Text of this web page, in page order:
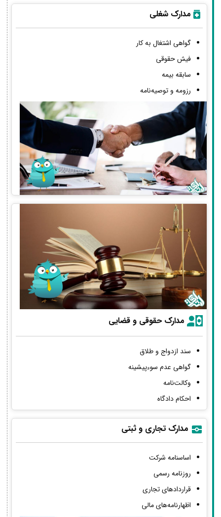
مدارک شغلی
گواهی اشتغال به کار
فیش حقوقی
سابقه بیمه
رزومه و توصیه‌نامه
مدارک حقوقی و قضایی
سند ازدواج و طلاق
گواهی عدم سوءپیشینه
وکالت‌نامه
احکام دادگاه
مدارک تجاری و ثبتی
اساسنامه شرکت
روزنامه رسمی
قراردادهای تجاری
اظهارنامه‌های مالی